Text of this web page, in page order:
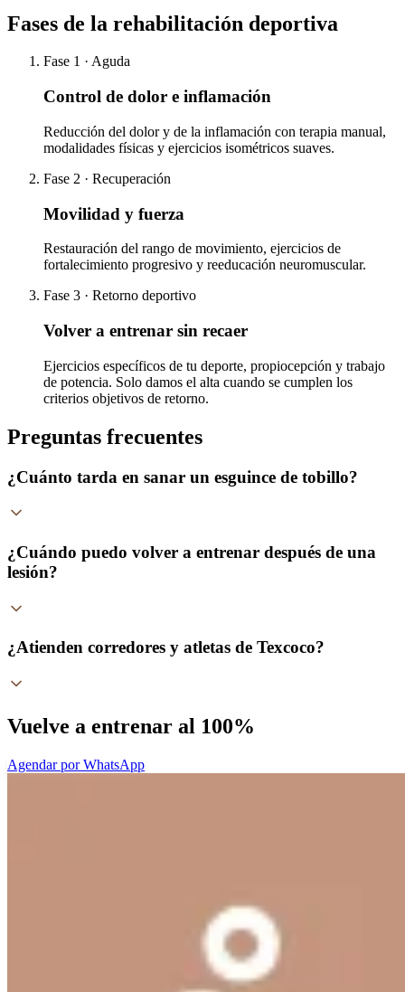
Fases de la rehabilitación deportiva
Fase 1 · Aguda
Control de dolor e inflamación
Reducción del dolor y de la inflamación con terapia manual,
modalidades físicas y ejercicios isométricos suaves.
Fase 2 · Recuperación
Movilidad y fuerza
Restauración del rango de movimiento, ejercicios de
fortalecimiento progresivo y reeducación neuromuscular.
Fase 3 · Retorno deportivo
Volver a entrenar sin recaer
Ejercicios específicos de tu deporte, propiocepción y trabajo
de potencia. Solo damos el alta cuando se cumplen los
criterios objetivos de retorno.
Preguntas frecuentes
¿Cuánto tarda en sanar un esguince de tobillo?
¿Cuándo puedo volver a entrenar después de una
lesión?
¿Atienden corredores y atletas de Texcoco?
Vuelve a entrenar al 100%
Agendar por WhatsApp